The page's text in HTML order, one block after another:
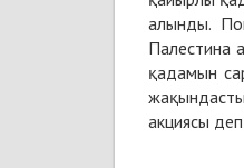
алынды.
Палестина
қадамын
акциясы